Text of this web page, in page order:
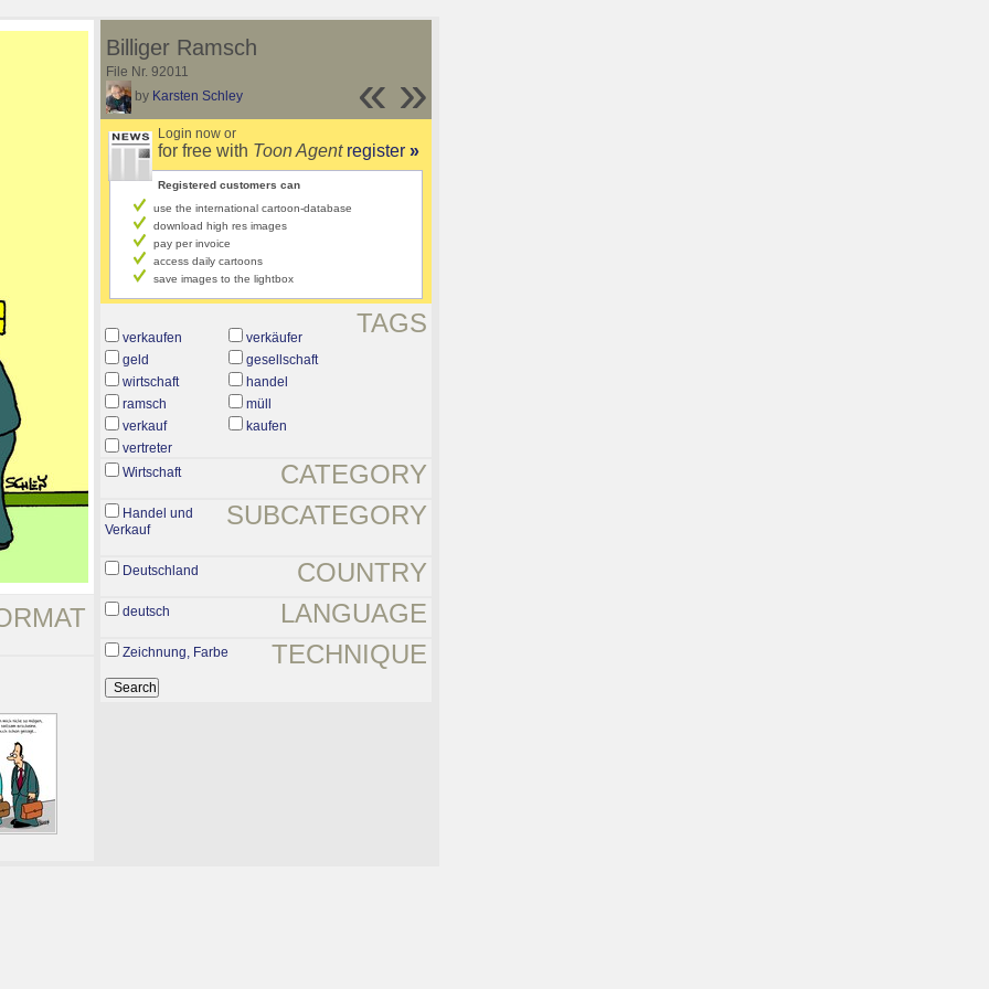
»
«
Billiger Ramsch
File Nr. 92011
by Karsten Schley
Login now or
for free with Toon Agent register »
Registered customers can
use the international cartoon-database
download high res images
pay per invoice
access daily cartoons
save images to the lightbox
TAGS
verkaufen
verkäufer
geld
gesellschaft
wirtschaft
handel
ramsch
müll
verkauf
kaufen
vertreter
CATEGORY
Wirtschaft
SUBCATEGORY
Handel und
Verkauf
COUNTRY
Deutschland
LANGUAGE
deutsch
TECHNIQUE
Zeichnung, Farbe